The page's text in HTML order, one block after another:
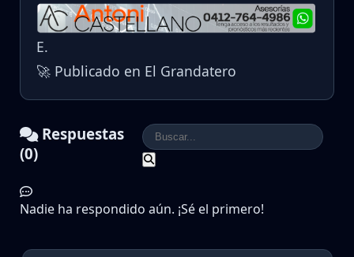
E.
🚀 Publicado en El Grandatero
Respuestas
(0)
Nadie ha respondido aún. ¡Sé el primero!